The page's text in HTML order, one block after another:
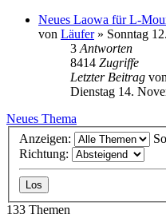
Neues Laowa für L-
von Läufer» Sonntag
3 Antworten
8414 Zugriffe
Letzter Beitrag von
Dienstag 14.
Neues Thema
Anzeigen:
Richtung:
133 Themen